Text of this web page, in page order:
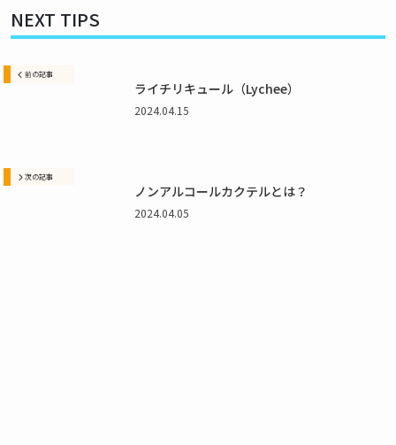
NEXT TIPS
前の記事
ライチリキュール（Lychee）
2024.04.15
次の記事
ノンアルコールカクテルとは？
2024.04.05
Barを探す
お酒の教室
がんみのカクテル小学校 YouTube